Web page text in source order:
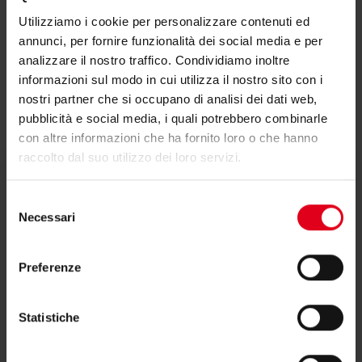
Utilizziamo i cookie per personalizzare contenuti ed
annunci, per fornire funzionalità dei social media e per
analizzare il nostro traffico. Condividiamo inoltre
informazioni sul modo in cui utilizza il nostro sito con i
nostri partner che si occupano di analisi dei dati web,
pubblicità e social media, i quali potrebbero combinarle
con altre informazioni che ha fornito loro o che hanno
raccolto dal suo utilizzo dei loro servizi.
delNecessari
Preferenze
Statistiche
- Espulsione aria viziata: DN125 mm
Attacchi acqua mandata-ritorno: 1/2" - 1/2"
Scarico condensa: Ø20 mm
Dimensioni (LxPxA): 870x470x880 mm (+145 mm
per basamento)
Peso: 85 kg (+1 kg per basamento)
KHRWVRX500
Attacchi acqua mandata-ritorno: 3/4" - 3/4"
Video
Come funziona